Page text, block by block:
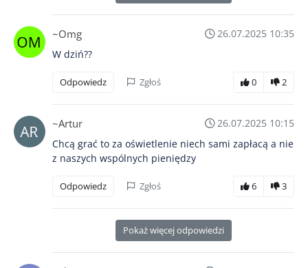
~Omg
26.07.2025 10:35
W dziń??
Odpowiedz Zgłoś 0 2
~Artur
26.07.2025 10:15
Chcą grać to za oświetlenie niech sami zapłacą a nie
z naszych wspólnych pieniędzy
Odpowiedz Zgłoś 6 3
Pokaż więcej odpowiedzi